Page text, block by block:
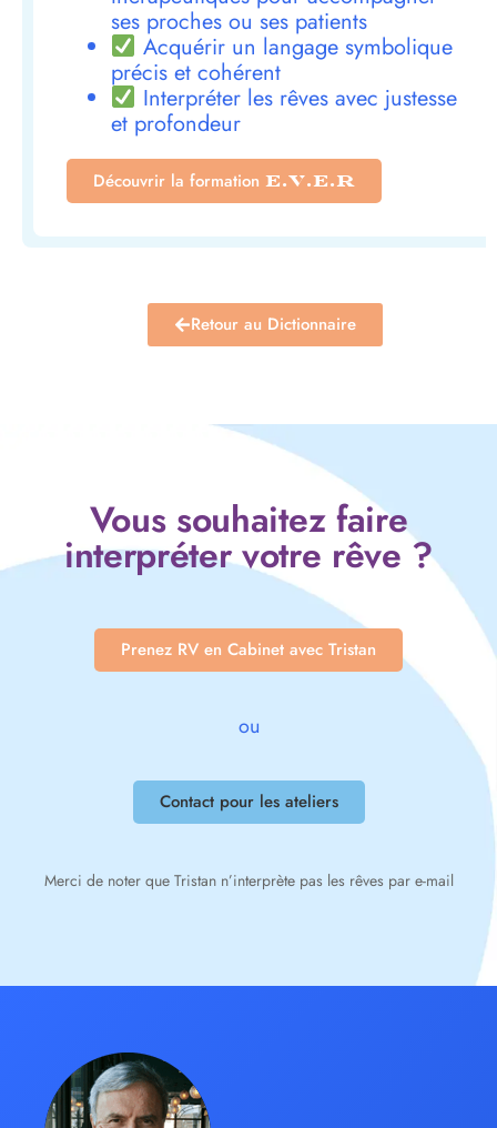
ses proches ou ses patients
Acquérir un langage symbolique
précis et cohérent
Interpréter les rêves avec justesse
et profondeur
Découvrir la formation E.V.E.R
Retour au Dictionnaire
Vous souhaitez faire
interpréter votre rêve ?
Prenez RV en Cabinet avec Tristan
ou
Contact pour les ateliers
Merci de noter que Tristan n’interprète pas les rêves par e-mail